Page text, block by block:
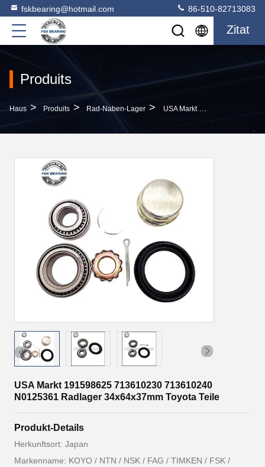
fskbearing@hotmail.com 86-510-82713083
Zitat
Produits
Haus > Produits > Rad-Naben-Lager > USA Markt 191598625 713610230 713610240 N0125361 Radlager 34x64x37mm Toyota Teile
USA Markt 191598625 713610230 713610240
N0125361 Radlager 34x64x37mm Toyota Teile
Produkt-Details
Herkunftsort: Japan
Markenname: KOYO / NTN / NSK / FAG / TIMKEN / FSK /